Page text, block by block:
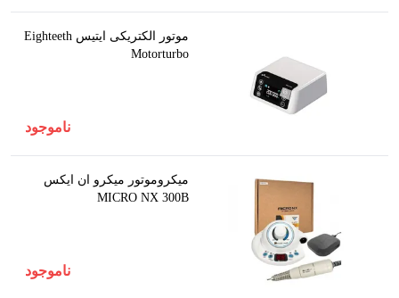
موتور الکتریکی ایتیس Eighteeth
Motorturbo
ناموجود
میکروموتور میکرو ان ایکس
MICRO NX 300B
ناموجود